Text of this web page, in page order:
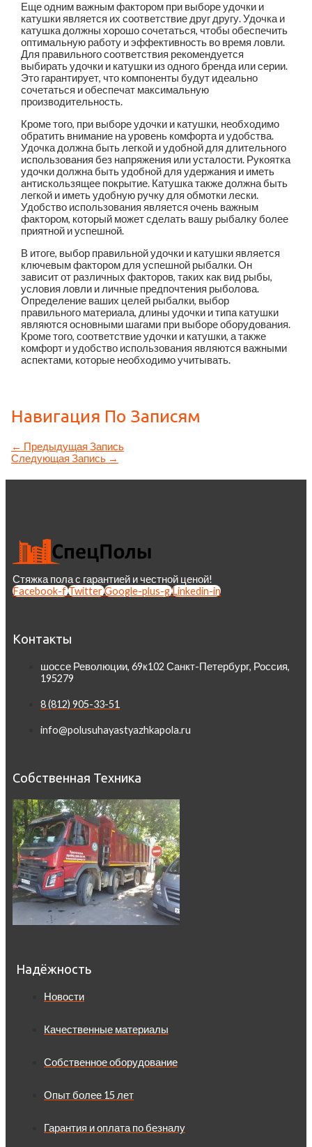
Еще одним важным фактором при выборе удочки и
катушки является их соответствие друг другу. Удочка и
катушка должны хорошо сочетаться, чтобы обеспечить
оптимальную работу и эффективность во время ловли.
Для правильного соответствия рекомендуется
выбирать удочки и катушки из одного бренда или серии.
Это гарантирует, что компоненты будут идеально
сочетаться и обеспечат максимальную
производительность.
Кроме того, при выборе удочки и катушки, необходимо
обратить внимание на уровень комфорта и удобства.
Удочка должна быть легкой и удобной для длительного
использования без напряжения или усталости. Рукоятка
удочки должна быть удобной для удержания и иметь
антискользящее покрытие. Катушка также должна быть
легкой и иметь удобную ручку для обмотки лески.
Удобство использования является очень важным
фактором, который может сделать вашу рыбалку более
приятной и успешной.
В итоге, выбор правильной удочки и катушки является
ключевым фактором для успешной рыбалки. Он
зависит от различных факторов, таких как вид рыбы,
условия ловли и личные предпочтения рыболова.
Определение ваших целей рыбалки, выбор
правильного материала, длины удочки и типа катушки
являются основными шагами при выборе оборудования.
Кроме того, соответствие удочки и катушки, а также
комфорт и удобство использования являются важными
аспектами, которые необходимо учитывать.
Навигация По Записям
← Предыдущая Запись
Следующая Запись →
Стяжка пола с гарантией и честной ценой!
Facebook-fTwitterGoogle-plus-gLinkedin-in
Контакты
шоссе Революции, 69к102 Санкт-Петербург, Россия,
195279
8 (812) 905-33-51
info@polusuhayastyazhkapola.ru
Собственная Техника
Надёжность
Новости
Качественные материалы
Собственное оборудование
Опыт более 15 лет
Гарантия и оплата по безналу